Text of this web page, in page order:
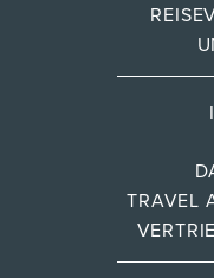
TRAVEL